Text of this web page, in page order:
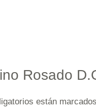
Rosado
están